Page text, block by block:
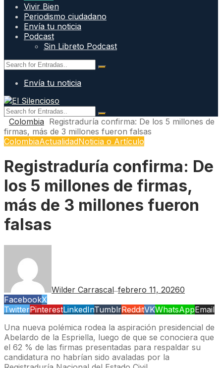
Vivir Bien
Periodismo ciudadano
Envía tu noticia
Podcast
Sin Libreto Podcast
Envía tu noticia
Colombia Registraduría confirma: De los 5 millones de
firmas, más de 3 millones fueron falsas
ColombiaActualidadNoticia o Artículo
Registraduría confirma: De
los 5 millones de firmas,
más de 3 millones fueron
falsas
Wilder Carrascal—febrero 11, 20260
FacebookX
TwitterPinterestLinkedInTumblrRedditVKWhatsAppEmail
Una nueva polémica rodea la aspiración presidencial de
Abelardo de la Espriella, luego de que se conociera que
el 62 % de las firmas presentadas para respaldar su
candidatura no habrían sido avaladas por la